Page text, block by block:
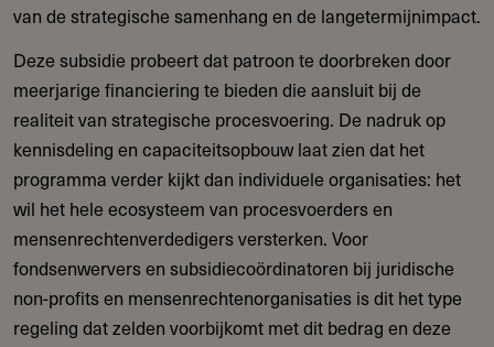
van de strategische samenhang en de langetermijnimpact.
Deze subsidie probeert dat patroon te doorbreken door
meerjarige financiering te bieden die aansluit bij de
realiteit van strategische procesvoering. De nadruk op
kennisdeling en capaciteitsopbouw laat zien dat het
programma verder kijkt dan individuele organisaties: het
wil het hele ecosysteem van procesvoerders en
mensenrechtenverdedigers versterken. Voor
fondsenwervers en subsidiecoördinatoren bij juridische
non-profits en mensenrechtenorganisaties is dit het type
regeling dat zelden voorbijkomt met dit bedrag en deze